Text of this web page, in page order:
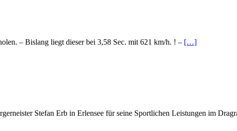
– Bislang liegt dieser bei 3,58 Sec. mit 621 km/h. ! – […]
Stefan Erb in Erlensee für seine Sportlichen Leistungen im